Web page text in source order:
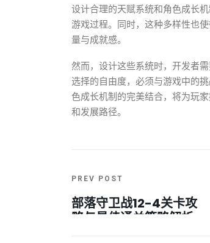
设计合理的天赋系统和角色成长
游戏过程。同时，这种多样性也
量与成就感。
然而，设计这些系统时，开发者
选择的自由度，必须与游戏中的
色成长机制的完美结合，将为玩
和发展路径。
PREV POST
部落守卫战12-4关卡攻
略与最佳通关策略解析